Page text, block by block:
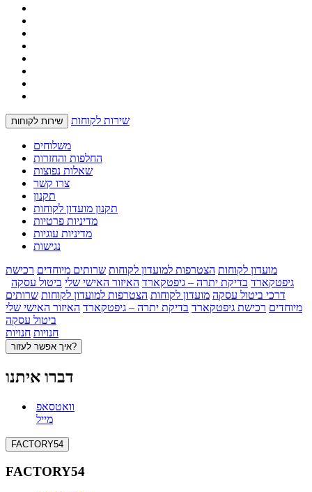
שירות לקוחות שירות לקוחות
משלוחים
החלפות והחזרות
שאלות נפוצות
צרו קשר
תקנון
תקנון מועדון לקוחות
מדיניות פרטיות
מדיניות עוגיות
נגישות
מועדון לקוחות הצטרפות למועדון לקוחות שרותים מיוחדים רכישת
גיפטקארד בדיקת יתרה – גיפטקארד האיזור האישי שלי ביטול עסקה
דרכי ביטול עסקה מועדון לקוחות הצטרפות למועדון לקוחות שרותים
מיוחדים רכישת גיפטקארד בדיקת יתרה – גיפטקארד האיזור האישי שלי
ביטול עסקה
חנויות חנויות
איך אפשר לעזור?
דברו איתנו
וואטסאפ
מייל
FACTORY54
FACTORY54